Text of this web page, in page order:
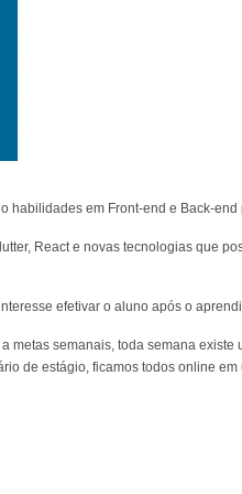
habilidades em Front-end e Back-
React e novas tecnologias que
efetivar o aluno após o
metas semanais, toda semana existe
de estágio, ficamos todos online